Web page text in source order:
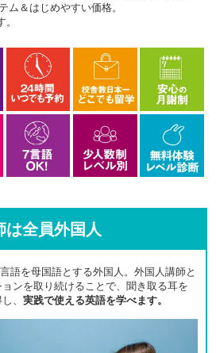
ム＆はじめやすい価格。
は全員外国人
語を母国語とする外国人。外国人講師と
ンを取り続けることで、聞き取る耳を
、 実践で使える英語を学べます。